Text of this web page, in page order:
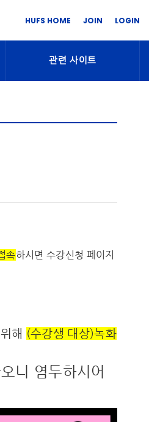
HUFS HOME JOIN LOGIN
관련 사이트
속하시면 수강신청 페이지
해 (수강생 대상)녹화
니 염두하시어